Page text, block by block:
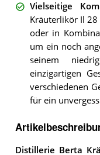
Vielseitige
Kräuterlikör Il 28
oder in
um ein noch
seinem
einzigartigen
verschiedenen
für ein
Distillerie Berta